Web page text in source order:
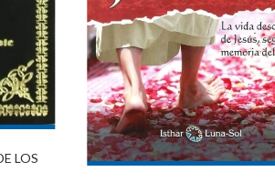
LOS